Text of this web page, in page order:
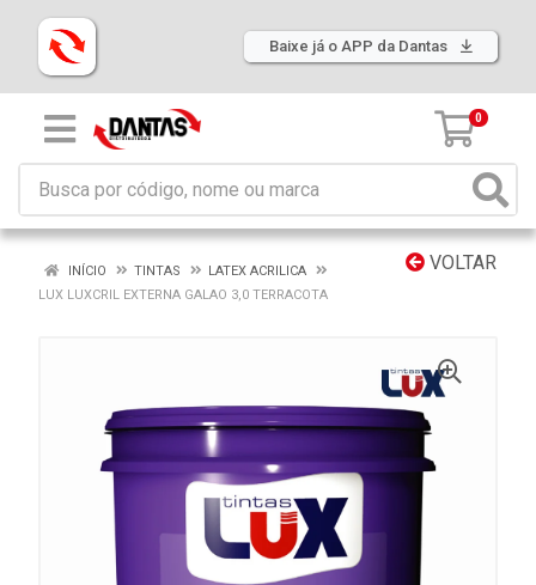
Baixe já o APP da Dantas
0
VOLTAR
INÍCIO TINTAS
LATEX ACRILICA
LUX LUXCRIL EXTERNA GALAO 3,0 TERRACOTA